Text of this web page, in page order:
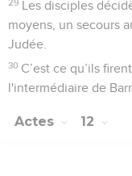
29 Les disciples
moyens, un secours
Judée.
30 C’est ce qu’ils
l'intermédiaire de
Actes 12